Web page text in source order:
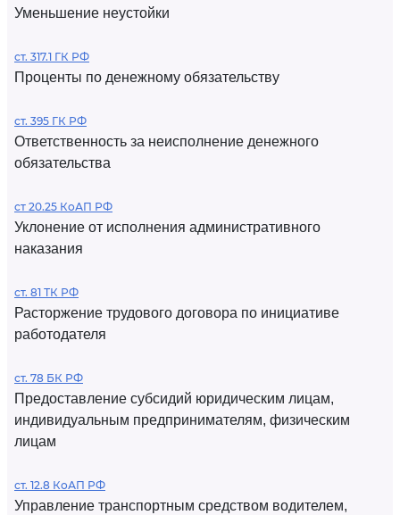
Уменьшение неустойки
ст. 317.1 ГК РФ
Проценты по денежному обязательству
ст. 395 ГК РФ
Ответственность за неисполнение денежного
обязательства
ст 20.25 КоАП РФ
Уклонение от исполнения административного
наказания
ст. 81 ТК РФ
Расторжение трудового договора по инициативе
работодателя
ст. 78 БК РФ
Предоставление субсидий юридическим лицам,
индивидуальным предпринимателям, физическим
лицам
ст. 12.8 КоАП РФ
Управление транспортным средством водителем,